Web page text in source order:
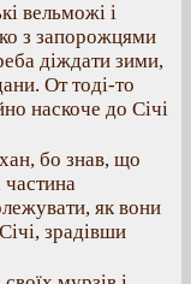
вельможі і
з запорожцями
діждати зими,
От тоді-то
наскоче до Січі
бо знав, що
як вони
зрадівши